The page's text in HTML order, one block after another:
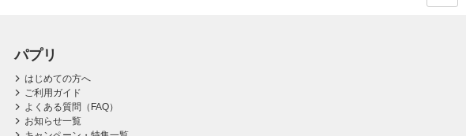
パプリ
はじめての方へ
ご利用ガイド
よくある質問（FAQ）
お知らせ一覧